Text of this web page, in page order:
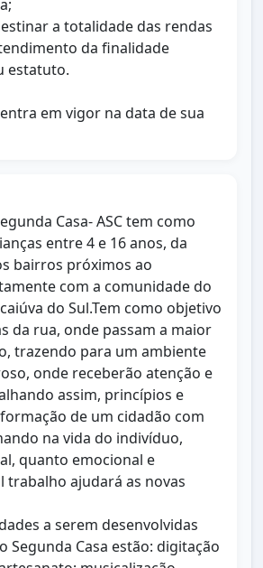
a totalidade das rendas
da finalidade
estatuto.
em vigor na data de sua
Casa- ASC tem como
entre 4 e 16 anos, da
bairros próximos ao
com a comunidade do
do Sul.Tem como objetivo
da rua, onde passam a maior
trazendo para um ambiente
onde receberão atenção e
assim, princípios e
de um cidadão com
na vida do indivíduo,
quanto emocional e
trabalho ajudará as novas
a serem desenvolvidas
Segunda Casa estão: digitação